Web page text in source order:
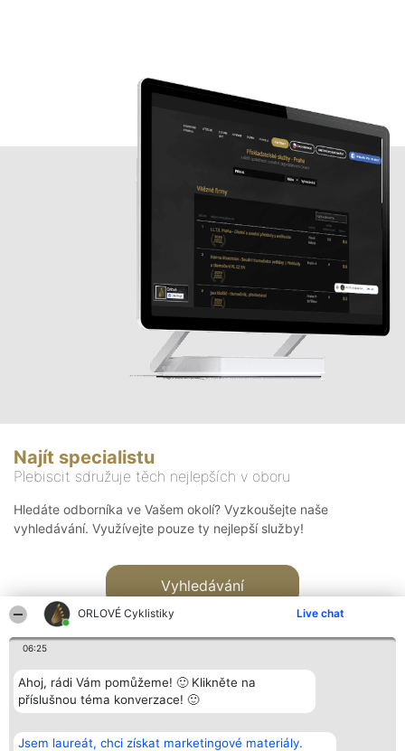
ORLOVÉ Cyklistiky Live chat
06:25
Ahoj, rádi Vám pomůžeme! 🙂 Klikněte na
příslušnou téma konverzace! 🙂
Jsem laureát, chci získat marketingové materiály.
Najít specialistu
Plebiscit sdružuje těch nejlepších v oboru
Hledáte odborníka ve Vašem okolí? Vyzkoušejte naše
vyhledávání. Využívejte pouze ty nejlepší služby!
Vyhledávání
Bright Side Solutions sp. z o.
o. sp. k.
Vítězové
Seznam všech
Kontakt